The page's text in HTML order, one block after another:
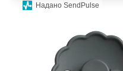
Надано SendPulse